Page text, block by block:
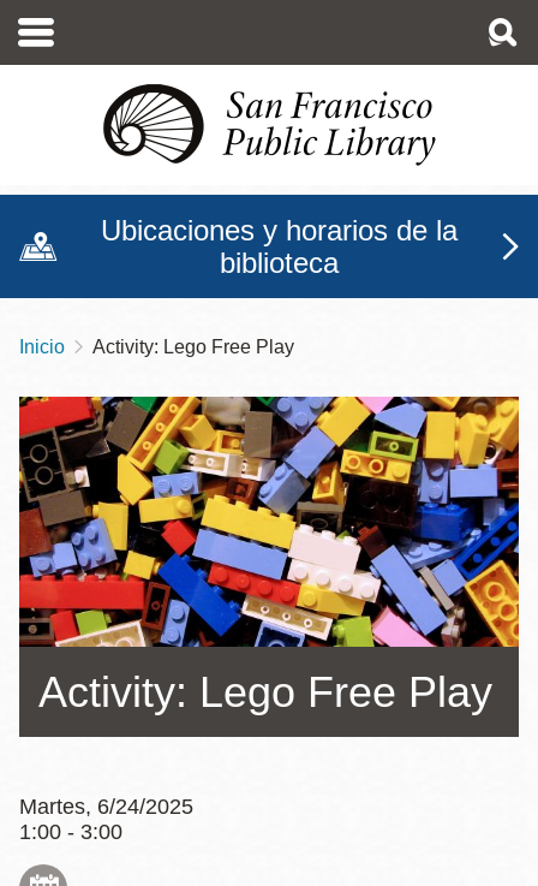
contenido
Ubicaciones y horarios de la
biblioteca
Sobrescribir
enlaces
de
ayuda
a
la
navegación
Inicio Activity: Lego Free Play
Activity: Lego Free Play
Martes, 6/24/2025
1:00 - 3:00